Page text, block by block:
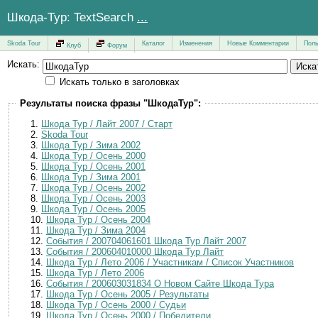
Шкода-Тур: TextSearch ...
Skoda Tour Клуб Форум Каталог Изменения Новые Комментарии
Искать:
Искать только в заголовках
Результаты поиска фразы "ШкодаТур":
Шкода Тур / Лайт 2007 / Старт
Skoda Tour
Шкода Тур / Зима 2002
Шкода Тур / Осень 2000
Шкода Тур / Осень 2001
Шкода Тур / Зима 2001
Шкода Тур / Осень 2002
Шкода Тур / Осень 2003
Шкода Тур / Осень 2005
Шкода Тур / Осень 2004
Шкода Тур / Зима 2004
События / 200704061601 Шкода Тур Лайт 2007
События / 200604010000 Шкода Тур Лайт
Шкода Тур / Лето 2006 / Участникам / Список Участников
Шкода Тур / Лето 2006
События / 200603031834 О Новом Сайте Шкода Тура
Шкода Тур / Осень 2005 / Результаты
Шкода Тур / Осень 2000 / Судьи
Шкода Тур / Осень 2000 / Победители